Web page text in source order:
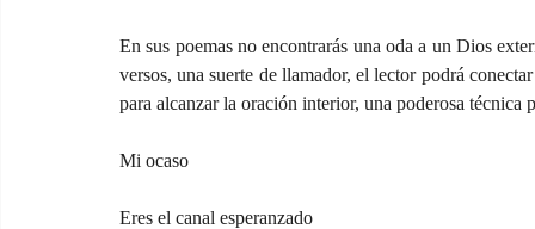
En sus poemas no encontrarás una oda a un Dios
versos, una suerte de llamador, el lector podrá
para alcanzar la oración interior, una poderosa
Mi ocaso
Eres el canal esperanzado